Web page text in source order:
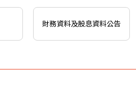
財務資料及股息資料公告